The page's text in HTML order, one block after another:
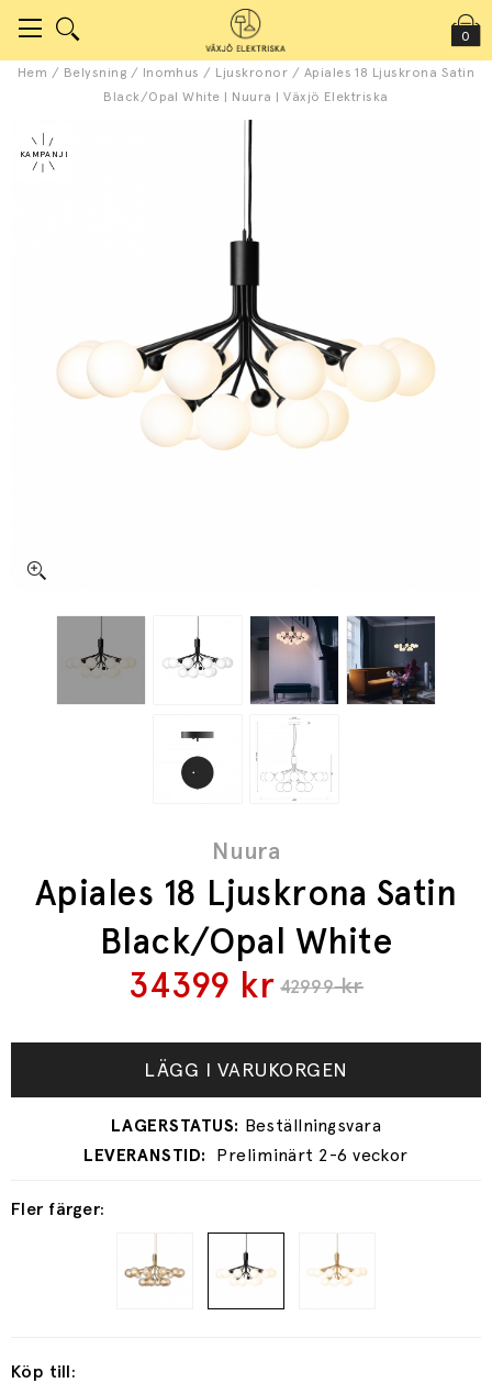
0
Hem / Belysning / Inomhus / Ljuskronor / Apiales 18 Ljuskrona Satin
Black/Opal White | Nuura | Växjö Elektriska
Nuura
Apiales 18 Ljuskrona Satin
Black/Opal White
42999kr
34399 kr
Fler färger:
LÄGG I VARUKORGEN
Preliminärt 2-6 veckor
Köp till: